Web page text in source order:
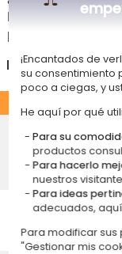
Las fechas estimadas
pago en tarjeta bancaria
España
¡Encantados de
su consentimiento
poco a ciegas, y
He aquí por qué
Para su
productos
Para hacerlo
nuestros
Para ideas
adecuados,
Para modificar
"Gestionar mis